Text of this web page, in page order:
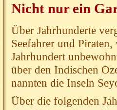
Nicht nur ein
Über Jahrhunderte
Seefahrer und
Jahrhundert
über den Indischen
nannten die Inseln
Über die folgenden